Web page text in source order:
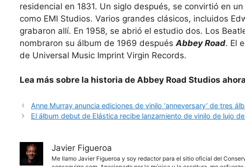
residencial en 1831. Un siglo después, se convirtió en
como EMI Studios. Varios grandes clásicos, incluidos
grabaron allí. En 1958, se abrió el estudio dos. Los
nombraron su álbum de 1969 después Abbey Road. El
de Universal Music Imprint Virgin Records.
Lea más sobre la historia de Abbey Road Studios
Anne Murray anuncia ediciones de vinilo ‘anneversary’ de tres
El álbum debut de Elástica recibe lanzamiento de vinilo de lujo
Javier Figueroa
Me llamo Javier Figueroa y soy redactor para el sitio oficial del